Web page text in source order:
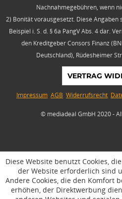
Nachnahmegebühren, wenn
2) Bonität vorausgesetzt. Diese
Beispiel i. S. d. § 6a PangV Abs. 4 dar.
den Kreditgeber Consors Finanz
Deutschland), Rüdesheimer
VERTRAG
Impressum AGB Widerrufsrecht
© mediadeal GmbH 2020 -
Diese Website benutzt Cookies,
der Website erforderlich sind
Andere Cookies, die den Komfort
erhöhen, der Direktwerbung